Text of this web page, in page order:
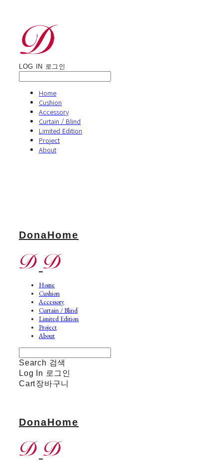
LOG IN 로그인
Home
Cushion
Accessory
Curtain / Blind
Limited Edition
Project
About
DonaHome
Home
Cushion
Accessory
Curtain / Blind
Limited Edition
Project
About
Search 검색
Log In 로그인
Cart장바구니
DonaHome